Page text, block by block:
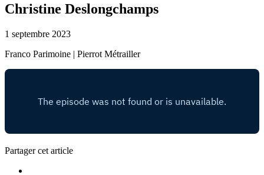
Christine Deslongchamps
1 septembre 2023
Franco Parimoine | Pierrot Métrailler
Partager cet article